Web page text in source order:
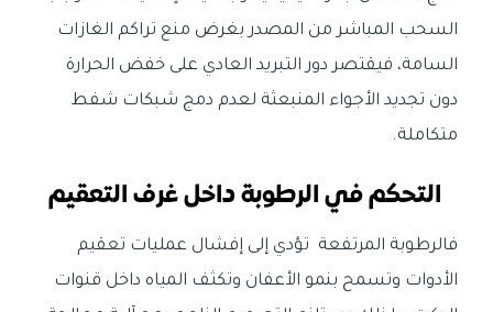
السحب المباشر من المصدر بغرض منع تراكم الغازات
السامة، فيقتصر دور التبريد العادي على خفض الحرارة
دون تجديد الأجواء المنبعثة لعدم دمج شبكات شفط
متكاملة.
التحكم في الرطوبة داخل غرف التعقيم
فالرطوبة المرتفعة تؤدي إلى إفشال عمليات تعقيم
الأدوات وتسمح بنمو الأعفان وتكثف المياه داخل قنوات